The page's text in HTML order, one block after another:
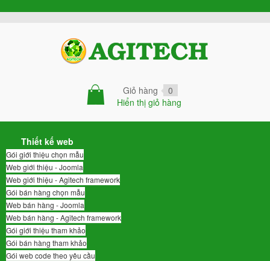
Giỏ hàng
0
Hiển thị giỏ hàng
Thiết kế web
Gói giới thiệu chọn mẫu
Web giới thiệu - Joomla
Web giới thiệu - Agitech framework
Gói bán hàng chọn mẫu
Web bán hàng - Joomla
Web bán hàng - Agitech framework
Gói giới thiệu tham khảo
Gói bán hàng tham khảo
Gói web code theo yêu cầu